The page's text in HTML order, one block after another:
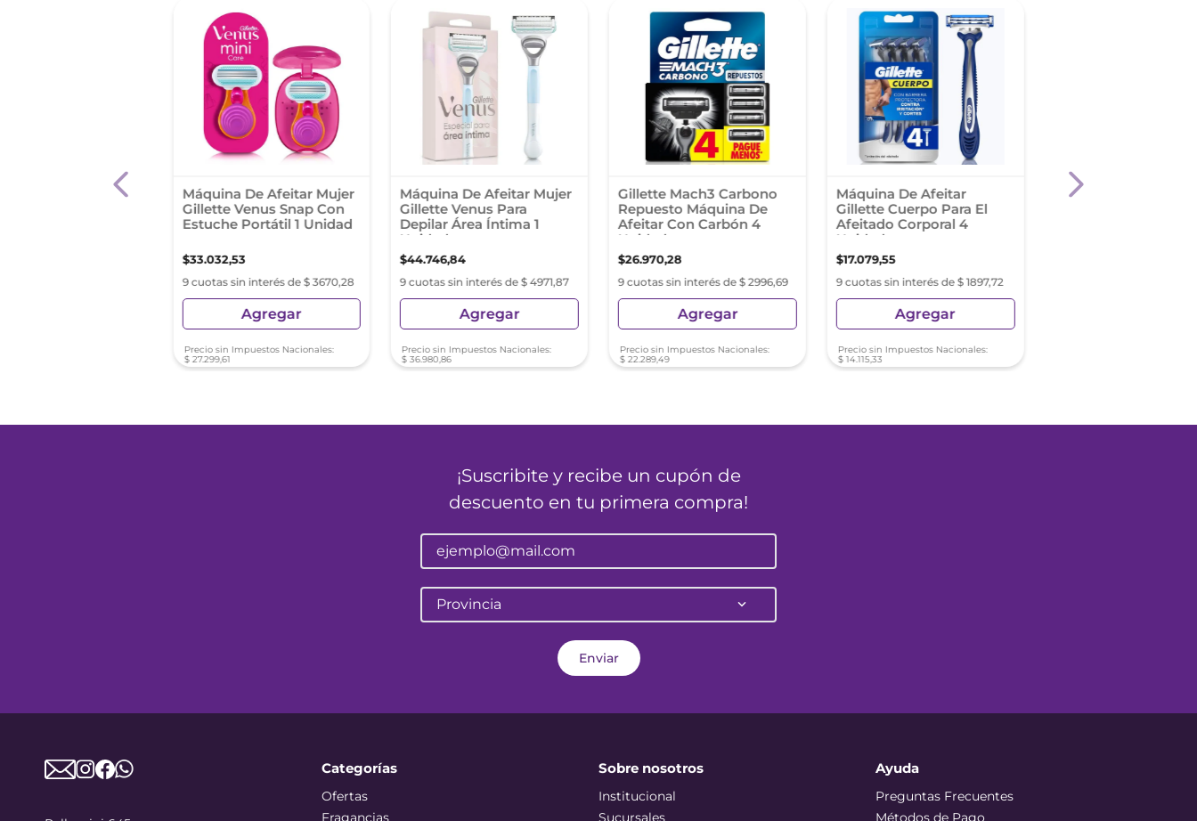
Máquina De Afeitar Mujer
Gillette Venus Snap Con
Estuche Portátil 1 Unidad
$33.032,53
9 cuotas sin interés de $ 3670,28
Agregar
Precio sin Impuestos Nacionales:
$ 27.299,61
Máquina De Afeitar Mujer
Gillette Venus Para
Depilar Área Íntima 1
Unidad
$44.746,84
9 cuotas sin interés de $ 4971,87
Agregar
Precio sin Impuestos Nacionales:
$ 36.980,86
Gillette Mach3 Carbono
Repuesto Máquina De
Afeitar Con Carbón 4
Unidades
$26.970,28
9 cuotas sin interés de $ 2996,69
Agregar
Precio sin Impuestos Nacionales:
$ 22.289,49
Máquina De Afeitar
Gillette Cuerpo Para El
Afeitado Corporal 4
Unidades
$17.079,55
9 cuotas sin interés de $ 1897,72
Agregar
Precio sin Impuestos Nacionales:
$ 14.115,33
Algabo Men
¡Suscribite y recibe un cupón de
descuento en tu primera compra!
Provincia
Enviar
Categorías
Ofertas
Fragancias
Sobre nosotros
Institucional
Sucursales
Ayuda
Preguntas Frecuentes
Métodos de Pago